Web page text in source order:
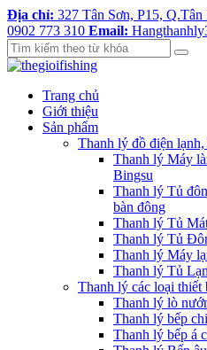
Địa chỉ: 327 Tân Sơn, P15,
0902 773 310 Email:
Trang chủ
Giới thiệu
Sản phẩm
Thanh lý đồ điện
Thanh lý Máy
Bingsu
Thanh lý Tủ
bàn đông
Thanh lý Tủ
Thanh lý Tủ
Thanh lý Máy
Thanh lý Tủ
Thanh lý các loại thiết
Thanh lý lò
Thanh lý bếp
Thanh lý bếp á